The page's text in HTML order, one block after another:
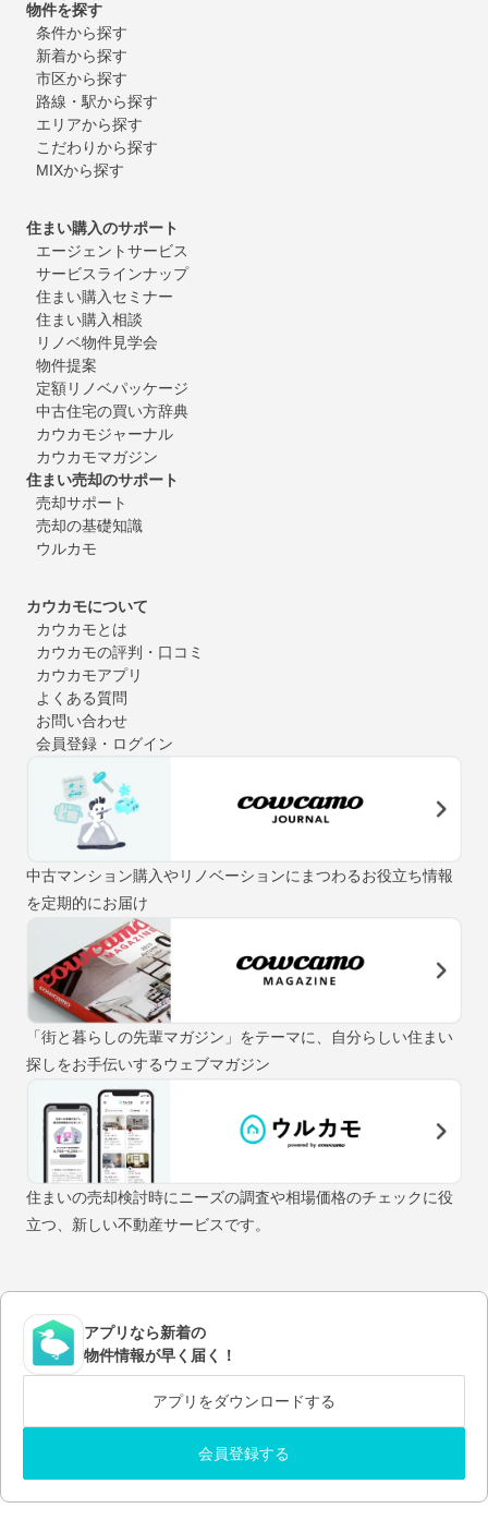
物件を探す
条件から探す
新着から探す
市区から探す
路線・駅から探す
エリアから探す
こだわりから探す
MIXから探す
住まい購入のサポート
エージェントサービス
サービスラインナップ
住まい購入セミナー
住まい購入相談
リノベ物件見学会
物件提案
定額リノベパッケージ
中古住宅の買い方辞典
カウカモジャーナル
カウカモマガジン
住まい売却のサポート
売却サポート
売却の基礎知識
ウルカモ
カウカモについて
カウカモとは
カウカモの評判・口コミ
カウカモアプリ
よくある質問
お問い合わせ
会員登録・ログイン
中古マンション購入やリノベーションにまつわるお役立ち情報
を定期的にお届け
「街と暮らしの先輩マガジン」をテーマに、自分らしい住まい
探しをお手伝いするウェブマガジン
住まいの売却検討時にニーズの調査や相場価格のチェックに役
立つ、新しい不動産サービスです。
アプリなら新着の
物件情報が早く届く！
アプリをダウンロードする
会員登録する